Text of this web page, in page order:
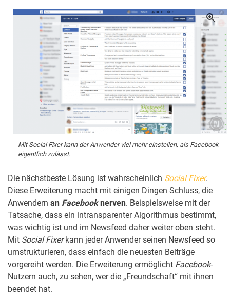
Mit Social Fixer kann der Anwender viel mehr einstellen, als Facebook
eigentlich zulässt.
Die nächstbeste Lösung ist wahrscheinlich Social Fixer.
Diese Erweiterung macht mit einigen Dingen Schluss, die
Anwendern an Facebooknerven. Beispielsweise mit der
Tatsache, dass ein intransparenter Algorithmus bestimmt,
was wichtig ist und im Newsfeed daher weiter oben steht.
Mit Social Fixerkann jeder Anwender seinen Newsfeed so
umstrukturieren, dass einfach die neuesten Beiträge
vorgereiht werden. Die Erweiterung ermöglicht Facebook-
Nutzern auch, zu sehen, wer die „Freundschaft“ mit ihnen
beendet hat.